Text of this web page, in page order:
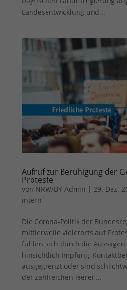
Landesentwicklung und...
Aufruf zur Beruhigung der
Proteste
von NRW/BY-Admin | 29. Dez.
intern
Die Corona-Politik der
mittlerweile vielerorts auf
fühlen sich durch die Aussagen
hinsichtlich Impfung,
ausgegrenzt oder sind
der zahlreichen leeren...